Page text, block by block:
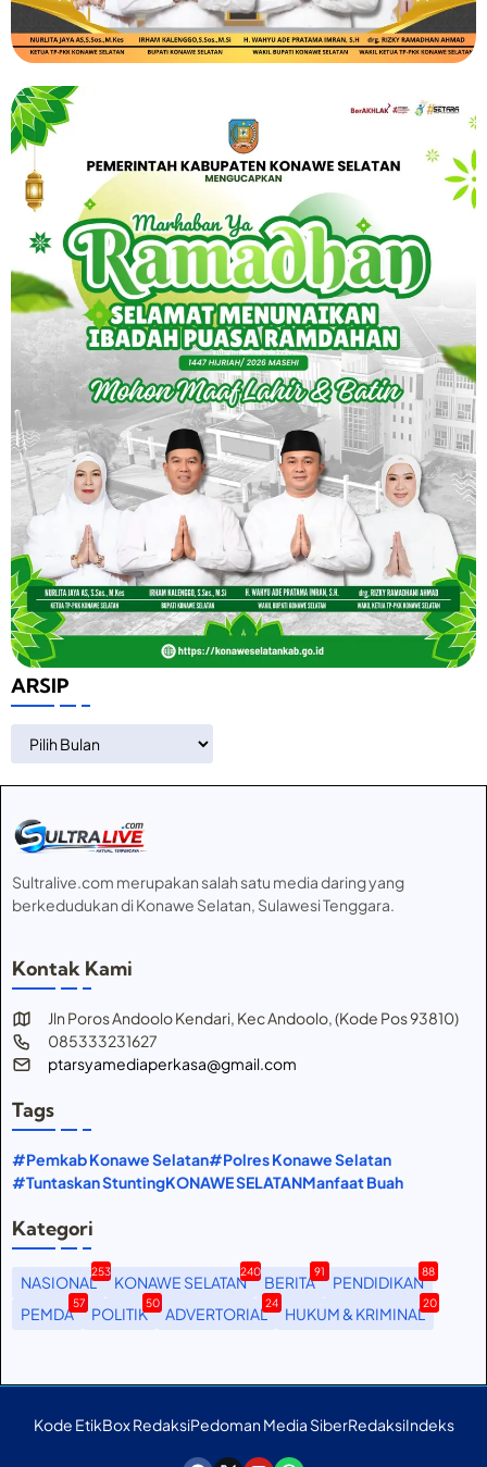
ARSIP
ARSIP
Sultralive.com merupakan salah satu media daring yang
berkedudukan di Konawe Selatan, Sulawesi Tenggara.
Kontak Kami
Jln Poros Andoolo Kendari, Kec Andoolo, (Kode Pos 93810)
085333231627
ptarsyamediaperkasa@gmail.com
Tags
#Pemkab Konawe Selatan#Polres Konawe Selatan
#Tuntaskan StuntingKONAWE SELATANManfaat Buah
Kategori
NASIONAL
253
KONAWE SELATAN
240
BERITA
91
PENDIDIKAN
88
PEMDA
57
POLITIK
50
ADVERTORIAL
24
HUKUM & KRIMINAL
20
Kode EtikBox RedaksiPedoman Media SiberRedaksiIndeks